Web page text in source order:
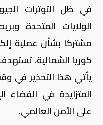
في ظل التوترات
الولايات المتحدة
مشتركًا بشأن عملية
كوريا الشمالية،
يأتي هذا التحذير
المتزايدة في الفضاء
على الأمن العالمي.